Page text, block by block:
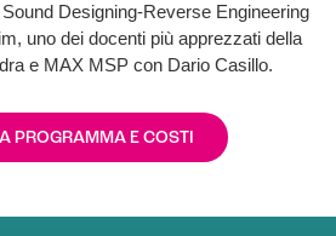
Designing-Reverse Engineering
uno dei docenti più apprezzati della
e MAX MSP con Dario Casillo.
PROGRAMMA E COSTI